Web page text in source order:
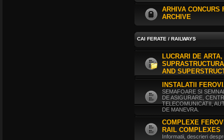
ARHIVA CONCURS
ARCHIVE
CAI FERATE / RAILWAYS
LUCRARI DE
AND
INSTALATII
SEMAFOARE SI
DE ASIGURARE,
TELECOMUNICATII,
DE MANEVRA.
COMPLEXE
RAIL COMPLEXES
Informatii, descrieri